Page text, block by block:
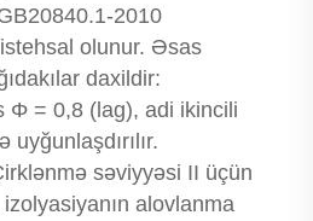
2010
olunur. Əsas
daxildir:
Φ = 0,8 (lag), adi ikincili
səviyyəsi II üçün
alovlanma